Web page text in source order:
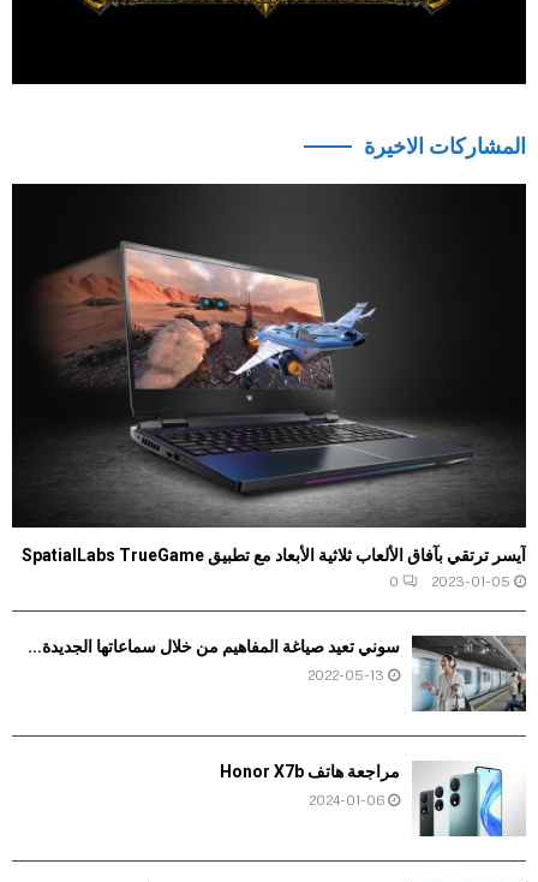
المشاركات الاخيرة
آيسر ترتقي بآفاق الألعاب ثلاثية الأبعاد مع تطبيق SpatialLabs TrueGame
2023-01-05
0
سوني تعيد صياغة المفاهيم من خلال سماعاتها الجديدة...
2022-05-13
مراجعة هاتف Honor X7b
2024-01-06